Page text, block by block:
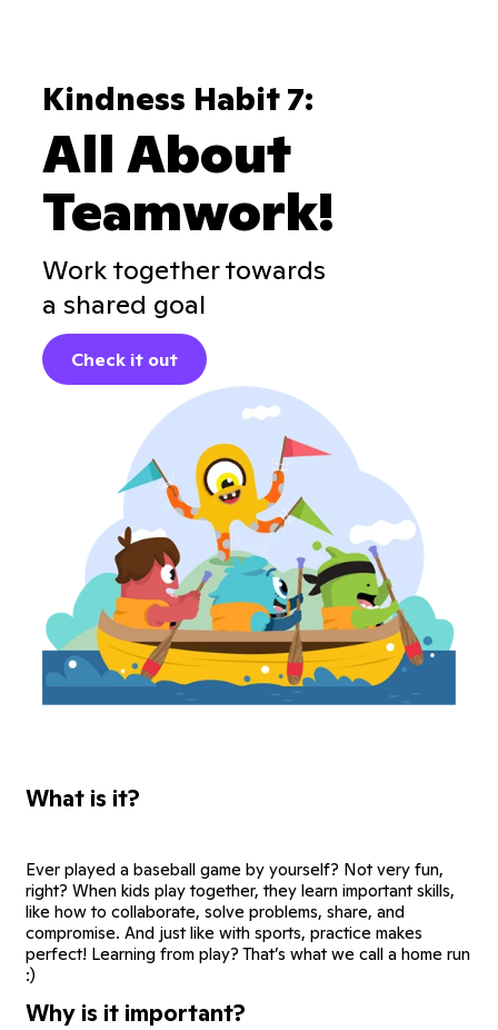
Kindness Habit 7:
All About
Teamwork!
Work together towards
a shared goal
Check it out
What is it?
Ever played a baseball game by yourself? Not very fun,
right? When kids play together, they learn important skills,
like how to collaborate, solve problems, share, and
compromise. And just like with sports, practice makes
perfect! Learning from play? That’s what we call a home run
:)
Why is it important?